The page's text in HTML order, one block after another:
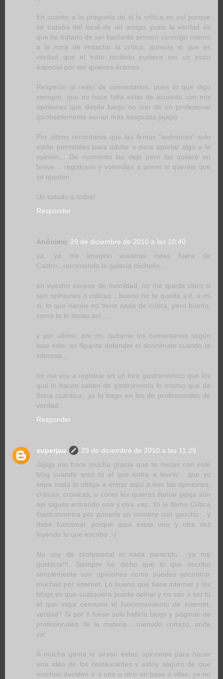
En cuanto a la pregunta de si la crítica es así porque
se trataba del local de un amigo, pues la verdad es
que he tratado de ser bastante sincero conmigo mismo
a la hora de redactar la crítica, aunque sí que es
verdad que el trato recibido pudiera ser un poco
especial por ser quienes éramos.
Respecto al resto de comentarios, pues lo que digo
siempre, que no hace falta estar de acuerdo con mis
opiniones que desde luego no son de un profesional
(probablemente serían más sesgadas jajaja)
Por último recordaros que las firmas “anónimas” solo
están permitidas para adular o para aportar algo a la
opinión... De momento las dejo pero las quitaré en
breve… registraos y volvedlas a poner si queréis que
se queden.
Un saludo a todos!
Responder
Anónimo 29 de diciembre de 2010 a las 10:40
ya, ya me imagino vuestras rutas fuera de
Castro...recorriendo la galaxia michelín....
en vuestro exceso de humildad, no me queda claro si
son opiniones o criticas....bueno no te queda a ti, a mi
si, lo que hacéis no tiene nada de critica, pero bueno,
como tu lo titulas así....
y por ultimo, por mi, quitame los comentarios según
leas este, es flipante defender el anonimato cuando te
interesa...
no me voy a registrar en un foro gastronómico que los
que lo hacen saben de gastronomía lo mismo que de
física cuántica...ya lo hago en los de profesionales de
verdad.
Responder
superjau
29 de diciembre de 2010 a las 11:29
Jajaja me hace mucha gracia que te metas con este
blog cuando eres tú el que entra a leerlo... que yo
sepa nada te obliga a entrar aquí a leer las opiniones,
críticas, cronicas, o como les quieras llamar jajaja aún
así sigues entrando una y otra vez. Yo le llamo Crítica
Gastronomica por ponerle un nombre con gancho... y
debe funcionar porque aquí estas una y otra vez
leyendo lo que escribo ;-)
No voy de profesional ni nada parecido... ya me
gustaría!!!. Siempre he dicho que lo que escribo
simplemente son opiniones como puedes encontrar
muchas por internet. Lo bueno que tiene internet y los
blogs es que cualquiera puede opinar y no vas a ser tú
el que vaya censurar el funcionamiento de internet,
verdad? Si por ti fuese solo habría blogs y páginas de
profesionales de la materia... menudo coñazo, anda
ya!
A mucha gente le sirven estas opiniones para hacer
una idea de los restaurantes y estoy seguro de que
muchos deciden ir a uno u otro en base a ellas, ya no